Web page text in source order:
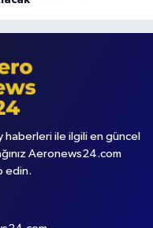
haberleri ile ilgili en güncel
Aeronews24.com
edin.